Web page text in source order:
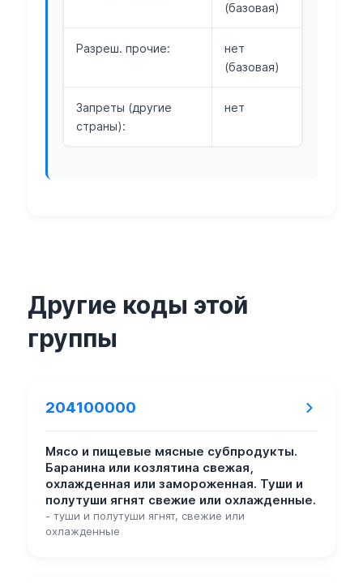
(базовая)
Разреш. прочие:
нет
(базовая)
Запреты (другие
страны):
нет
Другие коды этой
группы
204100000
Мясо и пищевые мясные субпродукты.
Баранина или козлятина свежая,
охлажденная или замороженная. Туши и
полутуши ягнят свежие или охлажденные.
- туши и полутуши ягнят, свежие или
охлажденные